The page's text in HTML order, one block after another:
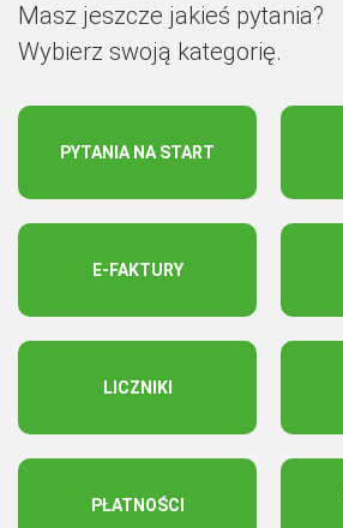
Masz jeszcze jakieś pytania?
Wybierz swoją kategorię.
PYTANIA NA START
E-FAKTURY
LICZNIKI
PŁATNOŚCI